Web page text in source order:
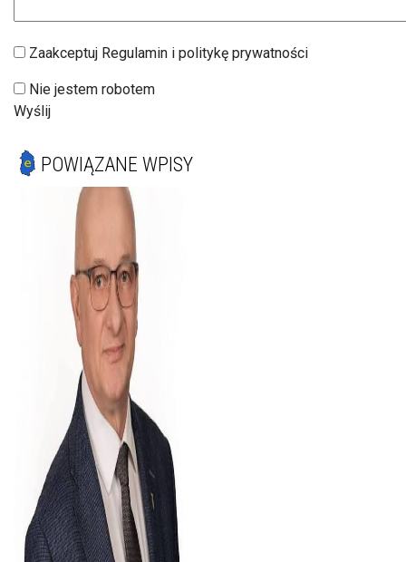
Zaakceptuj Regulamin i politykę prywatności
Nie jestem robotem
Wyślij
POWIĄZANE WPISY